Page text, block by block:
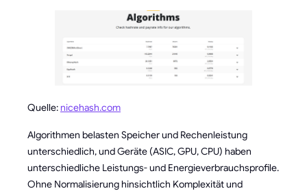
Quelle:nicehash.com
Algorithmen belasten Speicher und Rechenleistung
unterschiedlich, und Geräte (ASIC, GPU, CPU) haben
unterschiedliche Leistungs- und Energieverbrauchsprofile.
Ohne Normalisierung hinsichtlich Komplexität und